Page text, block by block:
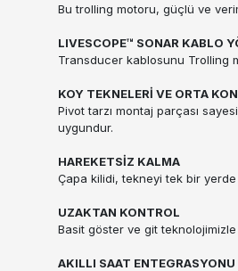
Bu trolling motoru, güçlü ve
LIVESCOPE™ SONAR KABLO
Transducer kablosunu Trolling
KOY TEKNELERİ VE ORTA
Pivot tarzı montaj parçası
uygundur.
HAREKETSİZ KALMA
Çapa kilidi, tekneyi tek bir yerde
UZAKTAN KONTROL
Basit göster ve git
AKILLI SAAT ENTEGRASYONU